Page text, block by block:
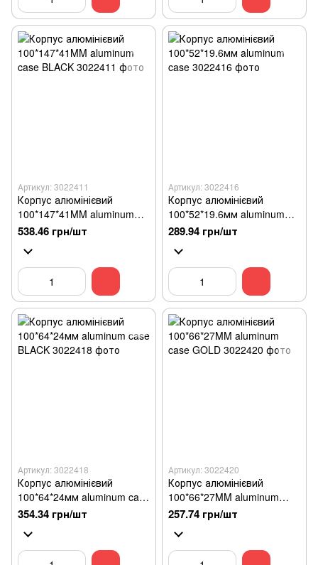
Артикул: 3022411
Корпус алюмінієвий
100*147*41MM aluminum
case BLACK
538.46 грн/шт
Артикул: 3022416
Корпус алюмінієвий
100*52*19.6мм aluminum
case
289.94 грн/шт
Артикул: 3022418
Корпус алюмінієвий
100*64*24мм aluminum case
BLACK
354.34 грн/шт
Артикул: 3022420
Корпус алюмінієвий
100*66*27MM aluminum
case GOLD
257.74 грн/шт